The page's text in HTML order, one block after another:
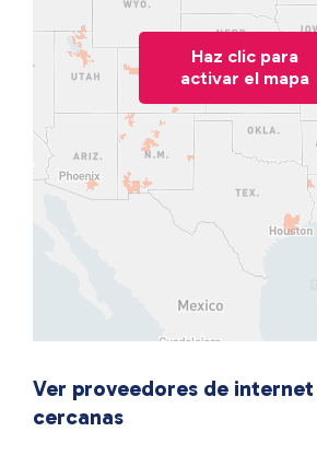
Haz clic para
activar el mapa
Ver proveedores de
cercanas